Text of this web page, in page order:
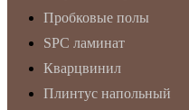
Пробковые полы
SPC ламинат
Кварцвинил
Плинтус напольный